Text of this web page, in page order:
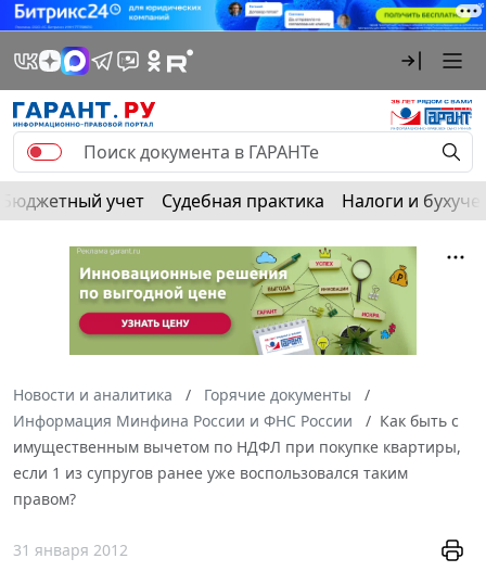
Бюджетный учет Судебная практика Налоги и
Новости и аналитика
Горячие документы
Информация Минфина России и ФНС России
Как быть с
имущественным вычетом по НДФЛ при покупке квартиры,
если 1 из супругов ранее уже воспользовался таким
правом?
31 января 2012